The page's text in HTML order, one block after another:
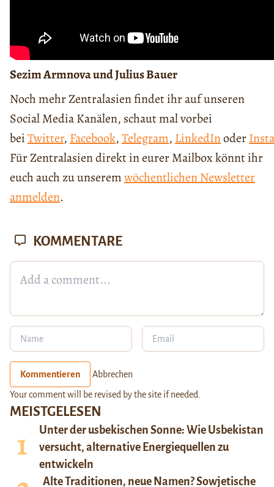
Sezim Armnova und Julius Bauer
Noch mehr Zentralasien findet ihr auf unseren
Social Media Kanälen, schaut mal vorbei
beiTwitter, Facebook,Telegram, LinkedInoder
Für Zentralasien direkt in eurer Mailbox könnt ihr
euch auch zu unseremwöchentlichen Newsletter
anmelden.
MEISTGELESEN
Unter der usbekischen Sonne: Wie Usbekistan
versucht, alternative Energiequellen zu
entwickeln
Alte Traditionen, neue Namen? Sowjetische
KOMMENTARE
Kommentieren Abbrechen
Your comment will be revised by the site if needed.